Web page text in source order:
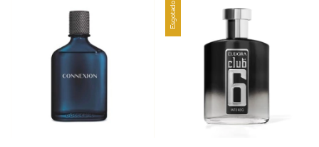
Esgotado